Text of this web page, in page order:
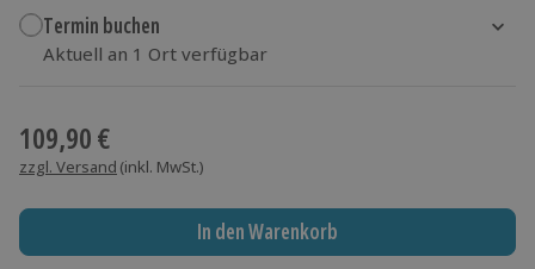
Termin buchen
Aktuell an 1 Ort verfügbar
109,90 €
zzgl. Versand (inkl. MwSt.)
In den Warenkorb